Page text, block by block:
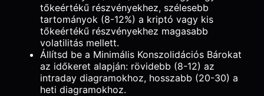
tőkeértékű részvényekhez, szélesebb
tartományok (8-12%) a kriptó vagy kis
tőkeértékű részvényekhez magasabb
volatilitás mellett.
Állítsd be a Minimális Konszolidációs Bárokat
az időkeret alapján: rövidebb (8-12) az
intraday diagramokhoz, hosszabb (20-30) a
heti diagramokhoz.